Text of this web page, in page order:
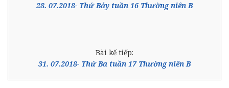
28. 07.2018- Thứ Bảy tuần 16 Thường niên B
Bài kế tiếp:
31. 07.2018- Thứ Ba tuần 17 Thường niên B